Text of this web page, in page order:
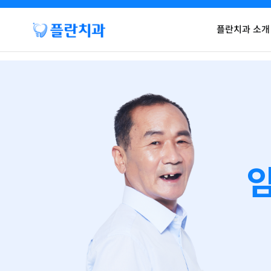
플란치과 소개